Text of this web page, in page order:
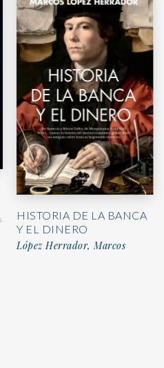
HISTORIA DE LA BANCA
Y EL DINERO
López Herrador, Marcos